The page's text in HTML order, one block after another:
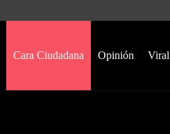
Cara Ciudadana Opinión Viral